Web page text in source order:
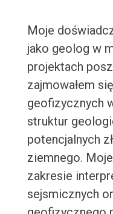
Moje
jako geolog w
projektach
zajmowałem
geofizycznych
struktur
potencjalnych
ziemnego.
zakresie
sejsmicznych